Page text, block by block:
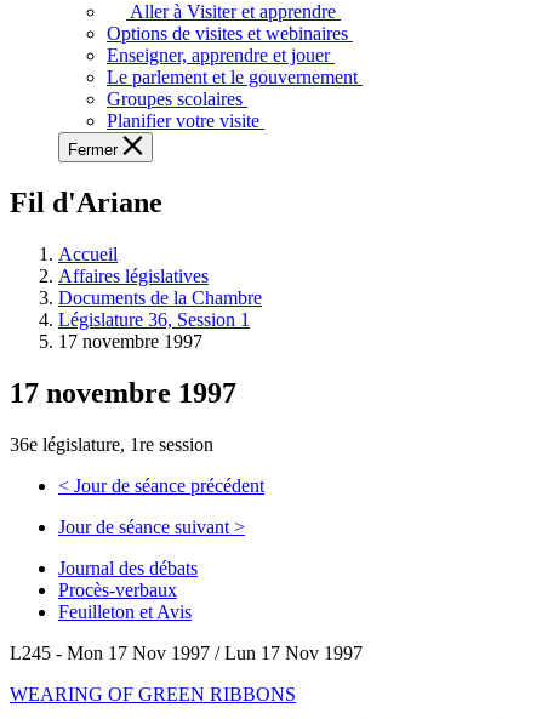
voir,
apprendre
et
découvrir
l'Assemblée
législative.
Aller à Visiter et apprendre
Options de visites et webinaires
Enseigner, apprendre et jouer
Le parlement et le gouvernement
Groupes scolaires
Planifier votre visite
Fermer
Fil d'Ariane
Accueil
Affaires législatives
Documents de la Chambre
Législature 36, Session 1
17 novembre 1997
17 novembre 1997
36e législature, 1re session
< Jour de séance précédent
Jour de séance suivant >
Journal des débats
Procès-verbaux
Feuilleton et Avis
L245 - Mon 17 Nov 1997 / Lun 17 Nov 1997
WEARING OF GREEN RIBBONS